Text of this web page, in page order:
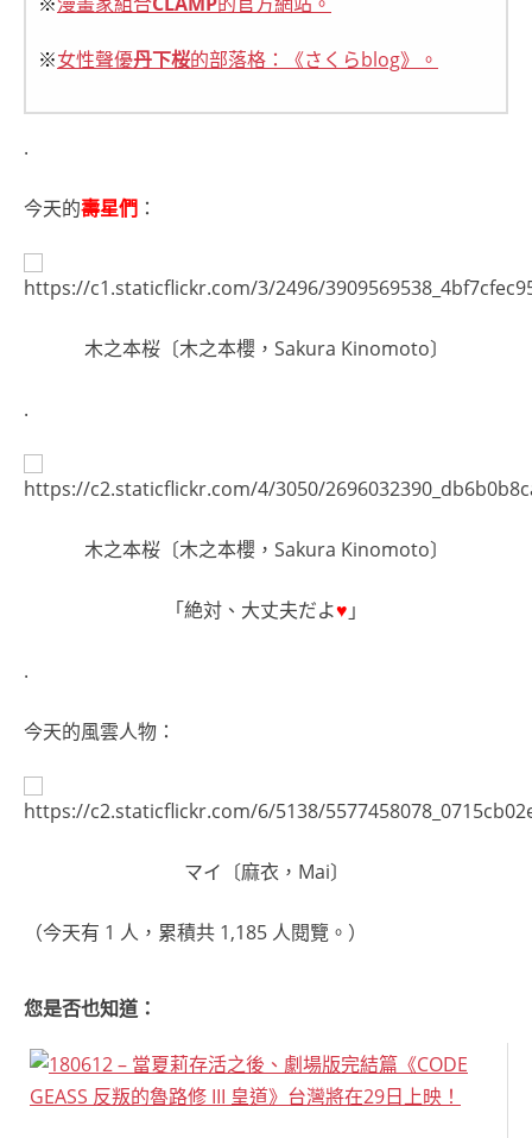
※女性聲優丹下桜的部落格：《さくらblog》。
.
今天的壽星們 ：
木之本桜〔木之本櫻，Sakura Kinomoto〕
.
木之本桜〔木之本櫻，Sakura Kinomoto〕
「絶対、大丈夫だよ♥ 」
.
今天的風雲人物：
マイ〔麻衣，Mai〕
（今天有 1 人，累積共 1,185 人閱覽。）
您是否也知道：